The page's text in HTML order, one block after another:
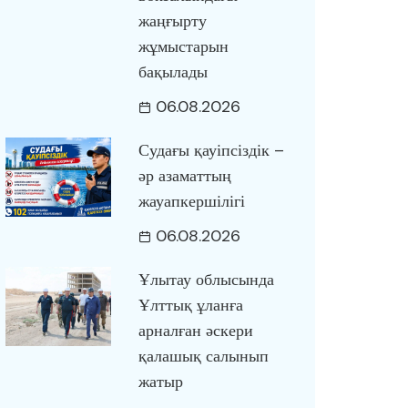
жаңғырту
жұмыстарын
бақылады
06.08.2026
Судағы қауіпсіздік –
әр азаматтың
жауапкершілігі
06.08.2026
Ұлытау облысында
Ұлттық ұланға
арналған әскери
қалашық салынып
жатыр